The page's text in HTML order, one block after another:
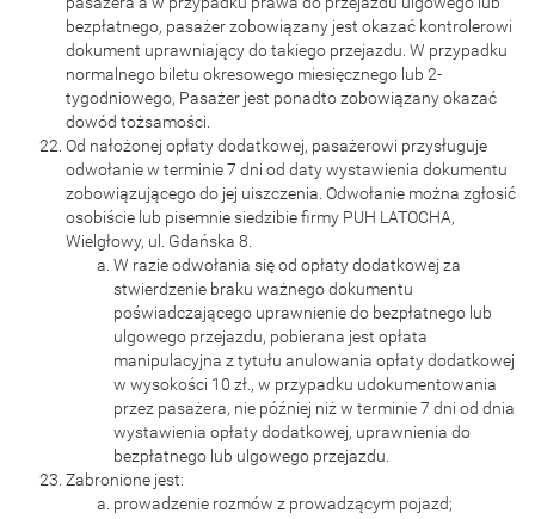
bezpłatnego, pasażer zobowiązany jest okazać kontrolerowi
dokument uprawniający do takiego przejazdu. W przypadku
normalnego biletu okresowego miesięcznego lub 2-
tygodniowego, Pasażer jest ponadto zobowiązany okazać
dowód tożsamości.
Od nałożonej opłaty dodatkowej, pasażerowi przysługuje
odwołanie w terminie 7 dni od daty wystawienia dokumentu
zobowiązującego do jej uiszczenia. Odwołanie można zgłosić
osobiście lub pisemnie siedzibie firmy PUH LATOCHA,
Wielgłowy, ul. Gdańska 8.
W razie odwołania się od opłaty dodatkowej za
stwierdzenie braku ważnego dokumentu
poświadczającego uprawnienie do bezpłatnego lub
ulgowego przejazdu, pobierana jest opłata
manipulacyjna z tytułu anulowania opłaty dodatkowej
w wysokości 10 zł., w przypadku udokumentowania
przez pasażera, nie później niż w terminie 7 dni od dnia
wystawienia opłaty dodatkowej, uprawnienia do
bezpłatnego lub ulgowego przejazdu.
Zabronione jest:
prowadzenie rozmów z prowadzącym pojazd;